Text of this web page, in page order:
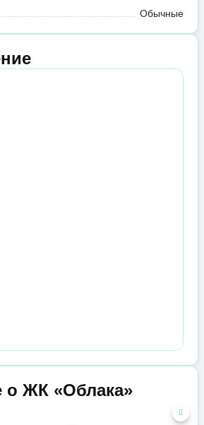
Обычные
о ЖК «Облака»